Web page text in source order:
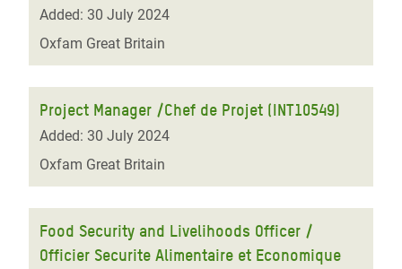
Added: 30 July 2024
Oxfam Great Britain
Project Manager /Chef de Projet (INT10549)
Added: 30 July 2024
Oxfam Great Britain
Food Security and Livelihoods Officer /
Officier Securite Alimentaire et Economique